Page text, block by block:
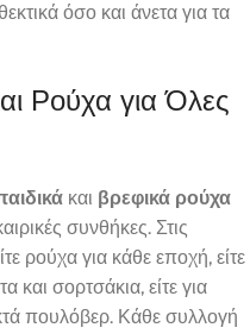
όσο και άνετα για τα
Ρούχα για Όλες
και βρεφικά ρούχα
συνθήκες. Στις
ρούχα για κάθε εποχή, είτε
και σορτσάκια, είτε για
πουλόβερ. Κάθε συλλογή